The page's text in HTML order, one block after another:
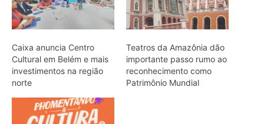
Caixa anuncia Centro
Cultural em Belém e mais
investimentos na região
norte
Teatros da Amazônia dão
importante passo rumo ao
reconhecimento como
Patrimônio Mundial